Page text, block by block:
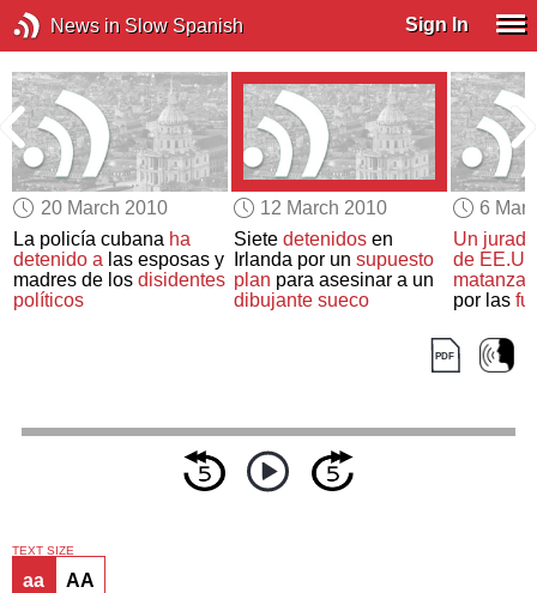
News in Slow Spanish Sign In
20 March 2010
La policía cubana ha
detenido a las esposas y
madres de losdisidentes
políticos
12 March 2010
Siete detenidosen
Irlanda por un supuesto
plan para asesinar a un
dibujante sueco
6
Un
de
matanza
por las
Guerra
genocidio
TEXT SIZE
aa AA